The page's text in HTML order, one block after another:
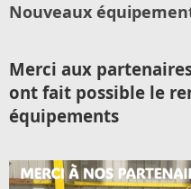
Nouveaux
Merci aux
ont fait possible le
équipements